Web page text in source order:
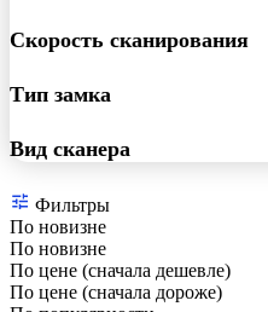
Скорость сканирования
Тип замка
Вид сканера
Фильтры
По новизне
По новизне
По цене (сначала дешевле)
По цене (сначала дороже)